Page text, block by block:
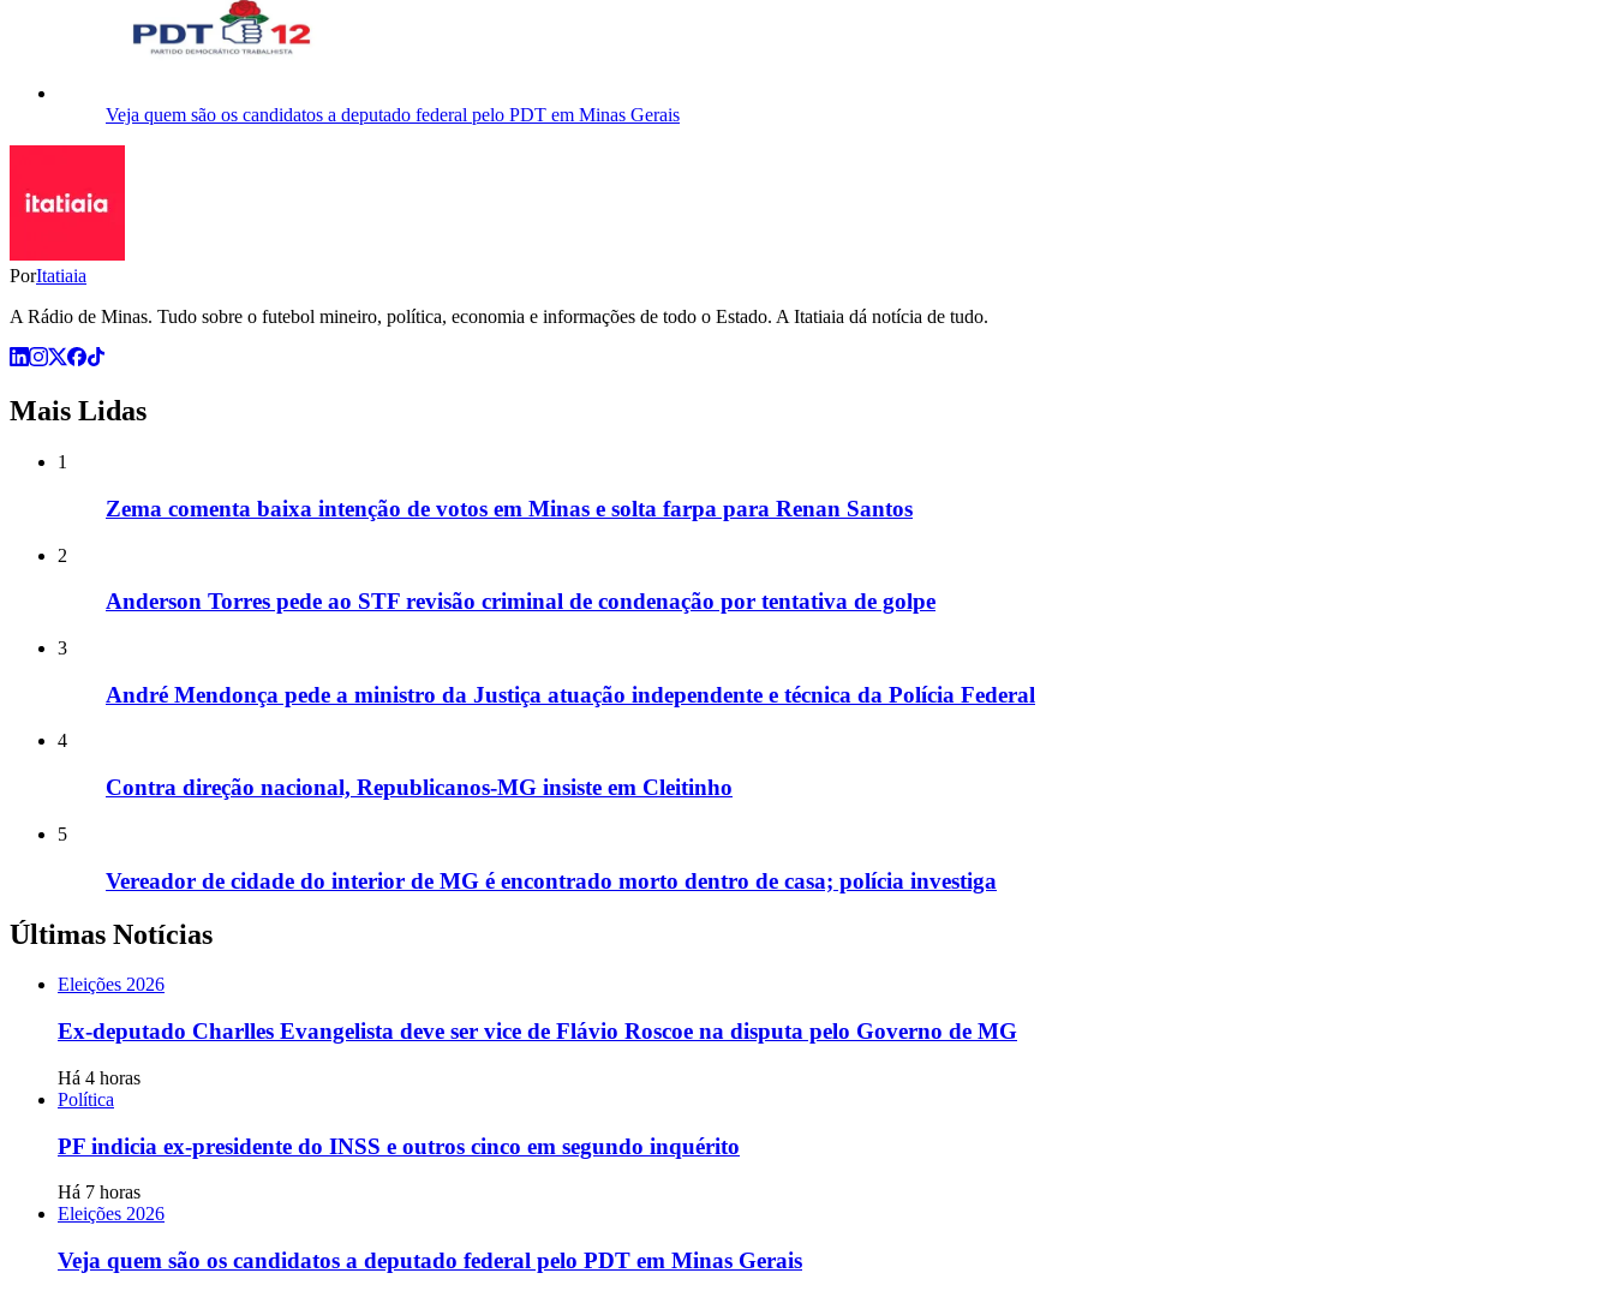
Veja quem são os candidatos a deputado federal pelo PDT em Minas Gerais
PorItatiaia
A Rádio de Minas. Tudo sobre o futebol mineiro, política, economia e informações de todo o Estado. A Itatiaia dá notícia de tudo.
Mais Lidas
1
Zema comenta baixa intenção de votos em Minas e solta farpa para Renan Santos
2
Anderson Torres pede ao STF revisão criminal de condenação por tentativa de golpe
3
André Mendonça pede a ministro da Justiça atuação independente e técnica da Polícia Federal
4
Contra direção nacional, Republicanos-MG insiste em Cleitinho
5
Vereador de cidade do interior de MG é encontrado morto dentro de casa; polícia investiga
Últimas Notícias
Eleições 2026
Ex-deputado Charlles Evangelista deve ser vice de Flávio Roscoe na disputa pelo Governo de MG
Há 4 horas
Política
PF indicia ex-presidente do INSS e outros cinco em segundo inquérito
Há 7 horas
Eleições 2026
Veja quem são os candidatos a deputado federal pelo PDT em Minas Gerais